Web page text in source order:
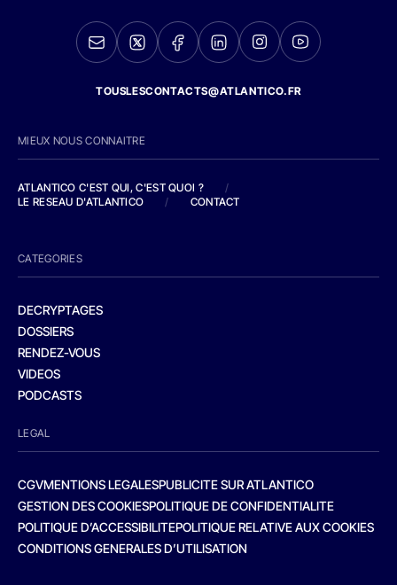
TOUSLESCONTACTS@ATLANTICO.FR
MIEUX NOUS CONNAITRE
ATLANTICO C'EST QUI, C'EST QUOI ?
/
LE RESEAU D'ATLANTICO
/ CONTACT
CATEGORIES
DECRYPTAGES
DOSSIERS
RENDEZ-VOUS
VIDEOS
PODCASTS
LEGAL
CGVMENTIONS LEGALESPUBLICITE SUR ATLANTICO
GESTION DES COOKIESPOLITIQUE DE CONFIDENTIALITE
POLITIQUE D’ACCESSIBILITEPOLITIQUE RELATIVE AUX COOKIES
CONDITIONS GENERALES D’UTILISATION